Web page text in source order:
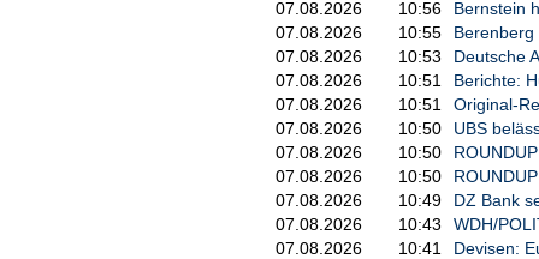
07.08.2026
10:56
Bernstein
07.08.2026
10:55
07.08.2026
10:53
Deutsche
07.08.2026
10:51
Berichte:
07.08.2026
10:51
Original-
07.08.2026
10:50
UBS
07.08.2026
10:50
07.08.2026
10:50
07.08.2026
10:49
DZ Bank
07.08.2026
10:43
WDH/
07.08.2026
10:41
Devisen: